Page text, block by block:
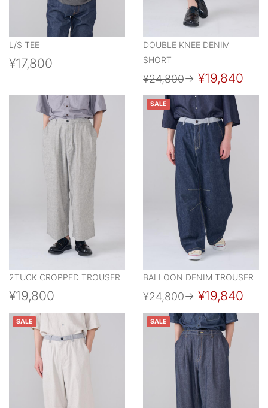
L/S TEE
¥17,800
DOUBLE KNEE DENIM
SHORT
¥24,800→ ¥19,840
2TUCK CROPPED TROUSER
¥19,800
SALE
BALLOON DENIM TROUSER
¥24,800→ ¥19,840
SALE SALE